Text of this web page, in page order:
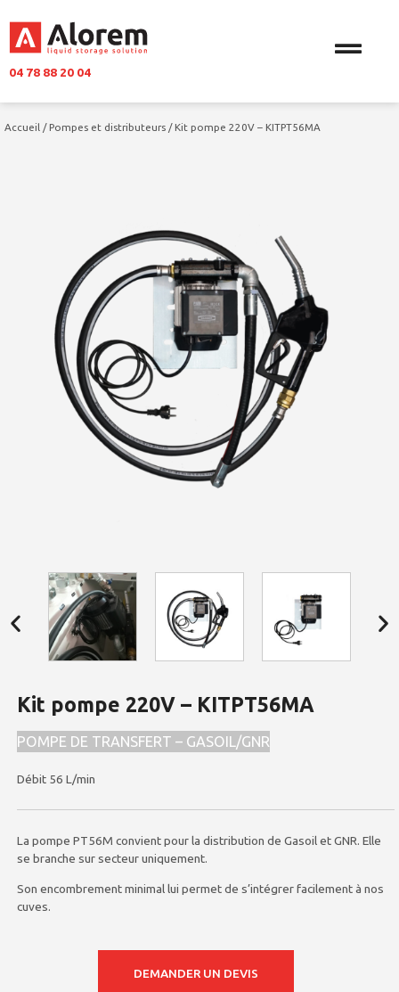
04 78 88 20 04
Accueil /Pompes et distributeurs /Kit pompe 220V – KITPT56MA
Kit pompe 220V – KITPT56MA
POMPE DE TRANSFERT – GASOIL/GNR
Débit 56 L/min
La pompe PT56M convient pour la distribution de Gasoil et GNR. Elle
se branche sur secteur uniquement.
Son encombrement minimal lui permet de s’intégrer facilement à nos
cuves.
DEMANDER UN DEVIS